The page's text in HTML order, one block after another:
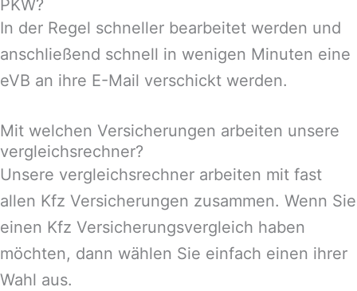
PKW?
In der Regel schneller bearbeitet werden und
anschließend schnell in wenigen Minuten eine
eVB an ihre E-Mail verschickt werden.
Mit welchen Versicherungen arbeiten unsere
vergleichsrechner?
Unsere vergleichsrechner arbeiten mit fast
allen Kfz Versicherungen zusammen. Wenn Sie
einen Kfz Versicherungsvergleich haben
möchten, dann wählen Sie einfach einen ihrer
Wahl aus.